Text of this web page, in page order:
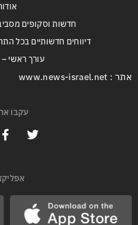
חדשות וסקופים מסביב
דיווחים חדשותיים בכל
עורך ראשי –
אתר : www.news-israel.net
עקבו